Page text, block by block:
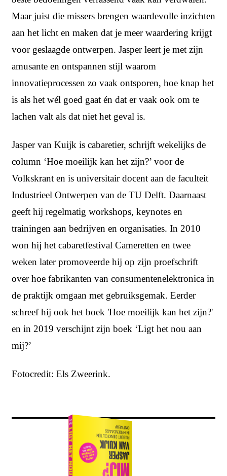
Maar juist die missers brengen waardevolle inzichten
aan het licht en maken dat je meer waardering krijgt
voor geslaagde ontwerpen. Jasper leert je met zijn
amusante en ontspannen stijl waarom
innovatieprocessen zo vaak ontsporen, hoe knap het
is als het wél goed gaat én dat er vaak ook om te
lachen valt als dat niet het geval is.
Jasper van Kuijk is cabaretier, schrijft wekelijks de
column ‘Hoe moeilijk kan het zijn?’ voor de
Volkskrant en is universitair docent aan de faculteit
Industrieel Ontwerpen van de TU Delft. Daarnaast
geeft hij regelmatig workshops, keynotes en
trainingen aan bedrijven en organisaties. In 2010
won hij het cabaretfestival Cameretten en twee
weken later promoveerde hij op zijn proefschrift
over hoe fabrikanten van consumentenelektronica in
de praktijk omgaan met gebruiksgemak. Eerder
schreef hij ook het boek 'Hoe moeilijk kan het zijn?'
en in 2019 verschijnt zijn boek ‘Ligt het nou aan
mij?’
Fotocredit: Els Zweerink.